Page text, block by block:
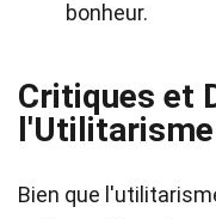
bonheur.
Critiques et
l'Utilitarisme
Bien que